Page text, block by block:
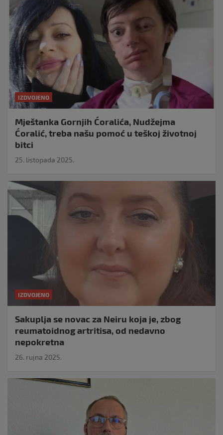
IZDVOJENO
Mještanka Gornjih Ćoralića, Nudžejma
Ćoralić, treba našu pomoć u teškoj životnoj
bitci
25. listopada 2025.
IZDVOJENO
Sakuplja se novac za Neiru koja je, zbog
reumatoidnog artritisa, od nedavno
nepokretna
26. rujna 2025.